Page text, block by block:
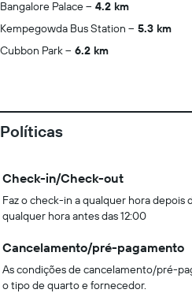
Bangalore Palace
4.2 km
Kempegowda Bus Station
5.3 km
Cubbon Park
6.2 km
Políticas
Check-in/Check-out
Faz o check-in a qualquer hora depois
qualquer hora antes das 12:00
Cancelamento/pré-pagamento
As condições de cancelamento/pré-
o tipo de quarto e fornecedor.